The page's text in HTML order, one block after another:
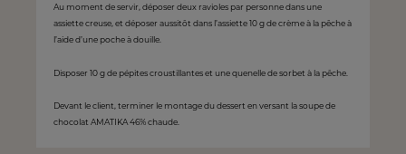
Au moment de servir, déposer deux ravioles par personne dans une
assiette creuse, et déposer aussitôt dans l’assiette 10 g de crème à la pêche à
l’aide d’une poche à douille.
Disposer 10 g de pépites croustillantes et une quenelle de sorbet à la pêche.
Devant le client, terminer le montage du dessert en versant la soupe de
chocolat AMATIKA 46% chaude.